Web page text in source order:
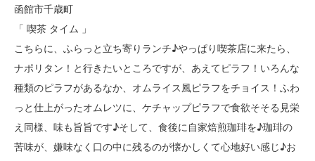
函館市千歳町
「 喫茶 タイム 」
こちらに、ふらっと立ち寄りランチ♪やっぱり喫茶店に来たら、
ナポリタン！と行きたいところですが、あえてピラフ！いろんな
種類のピラフがあるなか、オムライス風ピラフをチョイス！ふわ
っと仕上がったオムレツに、ケチャップピラフで食欲そそる見栄
え同様、味も旨旨です♪そして、食後に自家焙煎珈琲を♪珈琲の
苦味が、嫌味なく口の中に残るのが懐かしくて心地好い感じ♪お